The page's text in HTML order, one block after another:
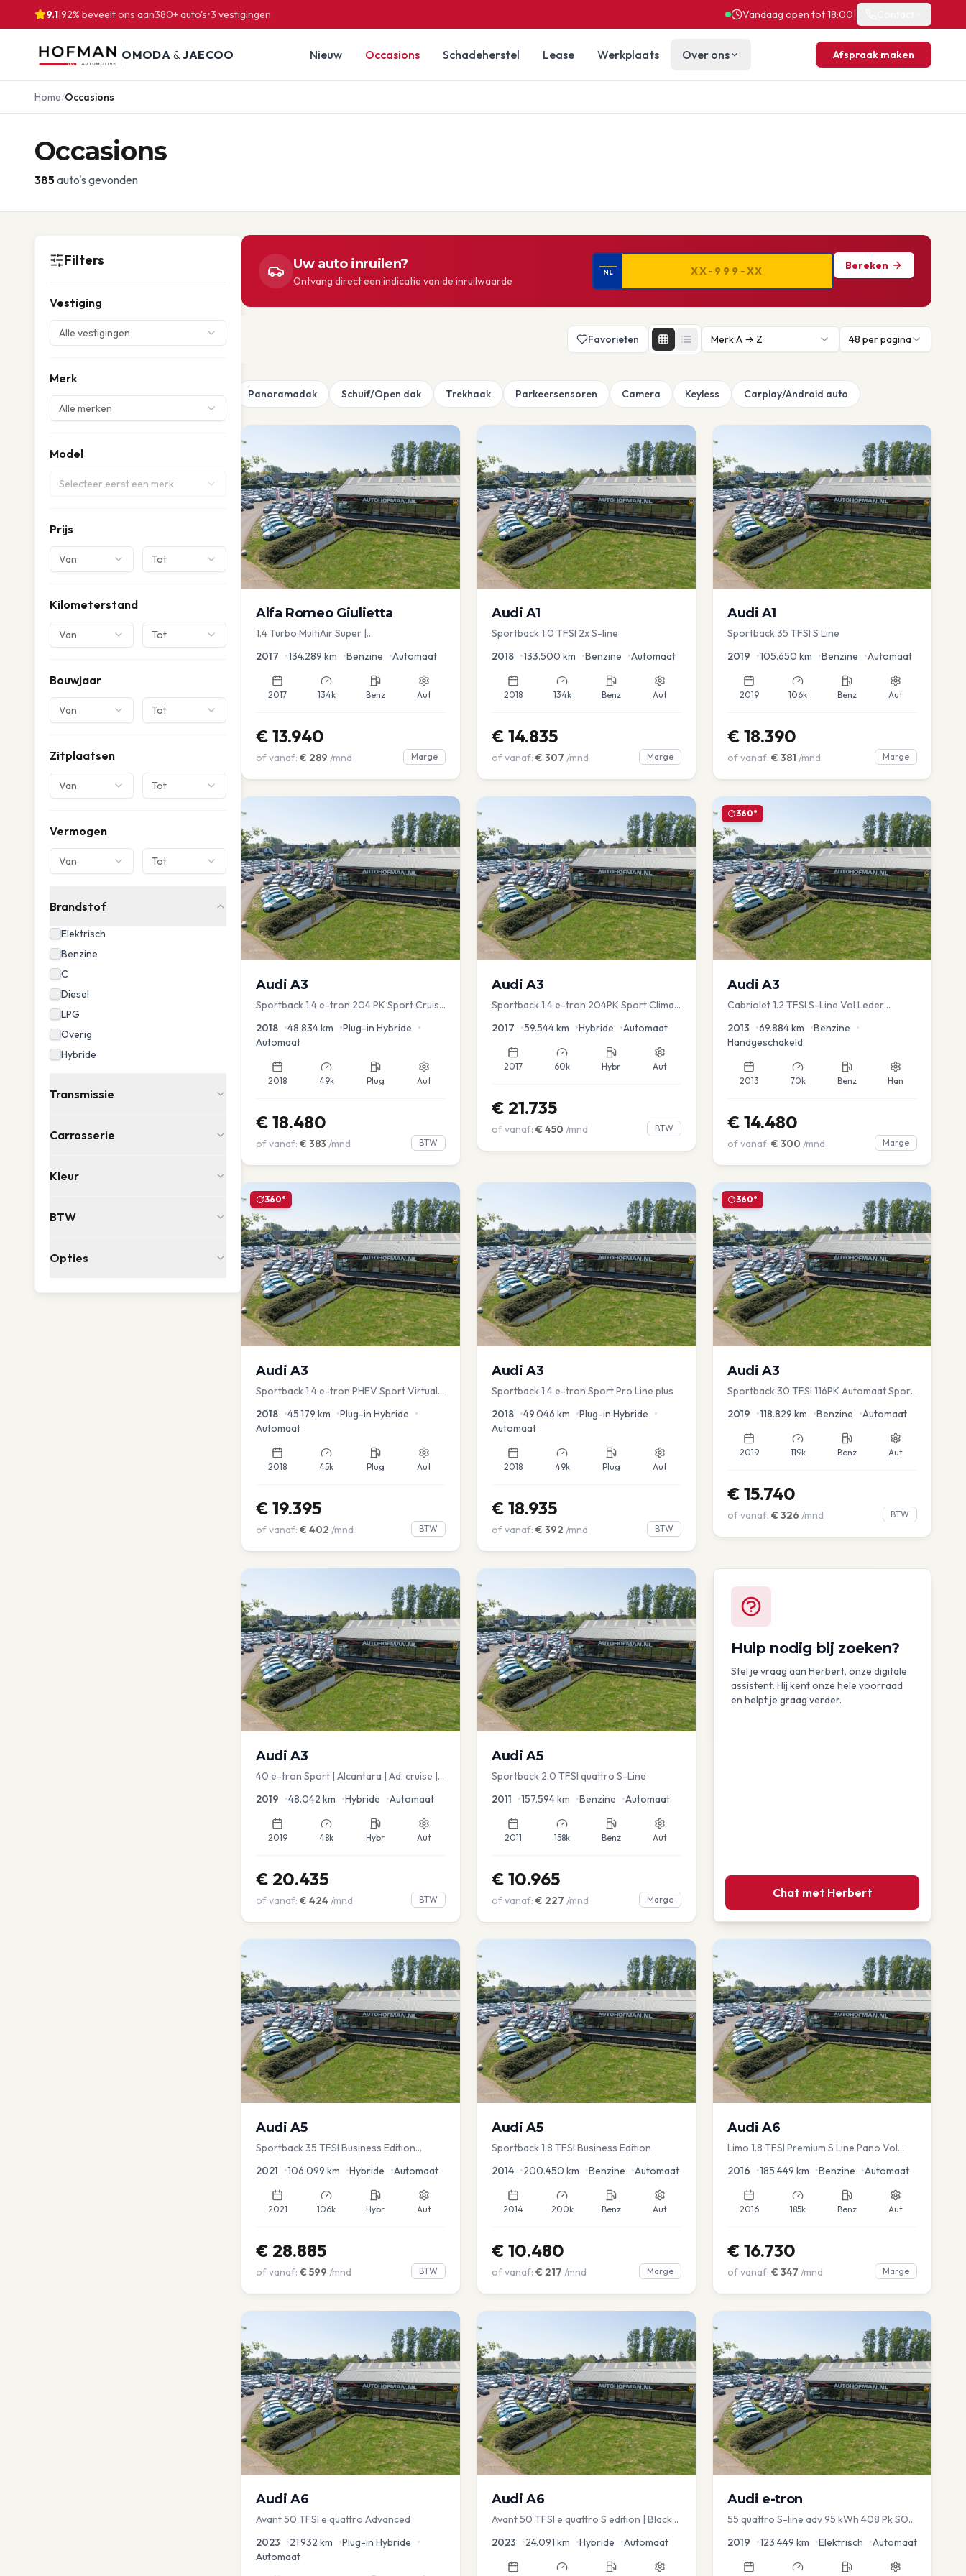
9.1|92% beveelt ons aan380+ auto's•3 vestigingen Vandaag open tot 18:00
OMODA &JAECOO Nieuw Occasions Schadeherstel Lease Werkplaats Over ons Afspraak maken
Home/Occasions
Occasions
385 auto's gevonden
Filters
Vestiging
Alle vestigingen
Merk
Alle merken
Model
Selecteer eerst een merk
Prijs
Van Tot
Kilometerstand
Van Tot
Bouwjaar
Van Tot
Zitplaatsen
Van Tot
Vermogen
Van Tot
Brandstof
Elektrisch
Benzine
C
Diesel
LPG
Overig
Hybride
Transmissie
Carrosserie
Kleur
BTW
Opties
Uw auto inruilen?
Ontvang direct een indicatie van de inruilwaarde
NL
Bereken
Favorieten Merk A → Z 48 per pagina
Panoramadak Schuif/Open dak Trekhaak Parkeersensoren Camera Keyless Carplay/Android auto
Alfa Romeo Giulietta
1.4 Turbo MultiAir Super |
2017 •134.289 km •Benzine •Automaat
2017 134k Benz Aut
€ 13.940
of vanaf: € 289 /mnd Marge
Audi A1
Sportback 1.0 TFSI 2x S-line
2018 •133.500 km •Benzine •Automaat
2018 134k Benz Aut
€ 14.835
of vanaf: € 307 /mnd Marge
Audi A1
Sportback 35 TFSI S Line
2019 •105.650 km •Benzine •Automaat
2019 106k Benz Aut
€ 18.390
of vanaf: € 381 /mnd Marge
Audi A3
Sportback 1.4 e-tron 204 PK Sport Cruise
2018 •48.834km •Plug-in Hybride •
Automaat
2018 49k Plug Aut
€ 18.480
of vanaf: € 383 /mnd BTW
Audi A3
Sportback 1.4 e-tron 204PK Sport Clima
2017 •59.544km •Hybride •Automaat
2017 60k Hybr Aut
€ 21.735
of vanaf: € 450 /mnd BTW
360°
Audi A3
Cabriolet 1.2 TFSI S-Line Vol Leder
2013 •69.884km •Benzine •
Handgeschakeld
2013 70k Benz Han
€ 14.480
of vanaf: € 300 /mnd Marge
360°
Audi A3
Sportback 1.4 e-tron PHEV Sport Virtual
2018 •45.179 km •Plug-in Hybride •
Automaat
2018 45k Plug Aut
€ 19.395
of vanaf: € 402 /mnd BTW
Audi A3
Sportback 1.4 e-tron Sport Pro Line plus
2018 •49.046 km •Plug-in Hybride •
Automaat
2018 49k Plug Aut
€ 18.935
of vanaf: € 392 /mnd BTW
360°
Audi A3
Sportback 30 TFSI 116PK Automaat Sport
2019 •118.829 km •Benzine •Automaat
2019 119k Benz Aut
€ 15.740
of vanaf: € 326 /mnd BTW
Audi A3
40 e-tron Sport | Alcantara | Ad. cruise |
2019 •48.042 km •Hybride •Automaat
2019 48k Hybr Aut
€ 20.435
of vanaf: € 424 /mnd BTW
Audi A5
Sportback 2.0 TFSI quattro S-Line
2011 •157.594km •Benzine •Automaat
2011 158k Benz Aut
€ 10.965
of vanaf: € 227 /mnd Marge
Hulp nodig bij zoeken?
Stel je vraag aan Herbert, onze digitale
assistent. Hij kent onze hele voorraad
en helpt je graag verder.
Chat met Herbert
Audi A5
Sportback 35 TFSI Business Edition
2021 •106.099 km •Hybride •Automaat
2021 106k Hybr Aut
€ 28.885
of vanaf: € 599 /mnd BTW
Audi A5
Sportback 1.8 TFSI Business Edition
2014 •200.450 km •Benzine •Automaat
2014 200k Benz Aut
€ 10.480
of vanaf: € 217 /mnd Marge
Audi A6
Limo 1.8 TFSI Premium S Line Pano Vol
aKlep
2016 •185.449 km •Benzine •Automaat
2016 185k Benz Aut
€ 16.730
of vanaf: € 347 /mnd Marge
Audi A6
Avant 50 TFSI e quattro Advanced
2023 •21.932 km •Plug-in Hybride •
Automaat
Audi A6
Avant 50 TFSI e quattro S edition | Black
Virtual
2023 •24.091 km •Hybride •Automaat
Audi e-tron
55 quattro S-line adv 95 kWh 408 Pk SOH
2019 •123.449 km •Elektrisch •Automaat